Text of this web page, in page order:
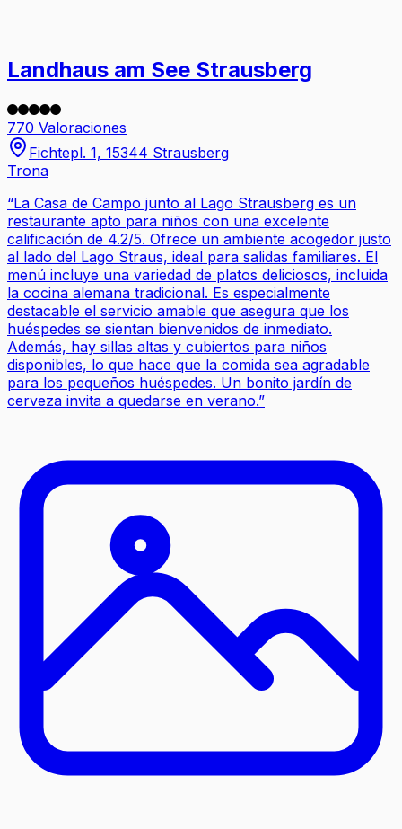
Landhaus am See Strausberg
770 Valoraciones
Fichtepl. 1, 15344 Strausberg
Trona
“La Casa de Campo junto al Lago Strausberg es un
restaurante apto para niños con una excelente
calificación de 4.2/5. Ofrece un ambiente acogedor justo
al lado del Lago Straus, ideal para salidas familiares. El
menú incluye una variedad de platos deliciosos, incluida
la cocina alemana tradicional. Es especialmente
destacable el servicio amable que asegura que los
huéspedes se sientan bienvenidos de inmediato.
Además, hay sillas altas y cubiertos para niños
disponibles, lo que hace que la comida sea agradable
para los pequeños huéspedes. Un bonito jardín de
cerveza invita a quedarse en verano.”